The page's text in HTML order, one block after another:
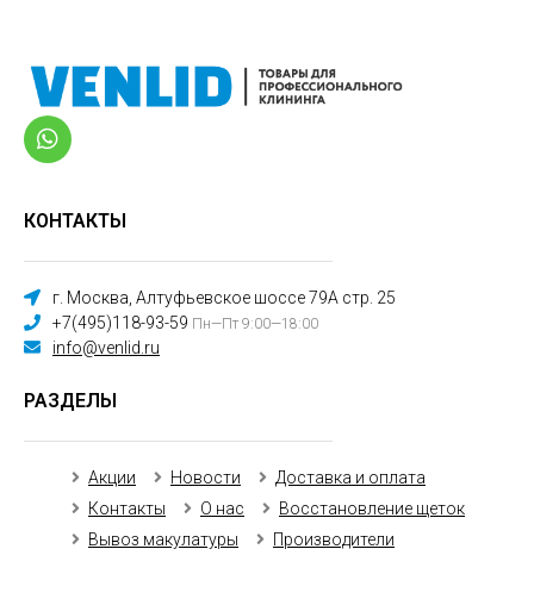
КОНТАКТЫ
г. Москва, Алтуфьевское шоссе 79А стр. 25
+7(495)118-93-59 Пн—Пт 9:00—18:00
info@venlid.ru
РАЗДЕЛЫ
Акции Новости
Доставка и оплата
Контакты
О нас
Восстановление щеток
Вывоз макулатуры
Производители